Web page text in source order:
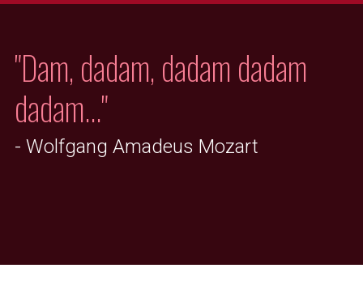
"Dam, dadam, dadam dadam
dadam…"
- Wolfgang Amadeus Mozart